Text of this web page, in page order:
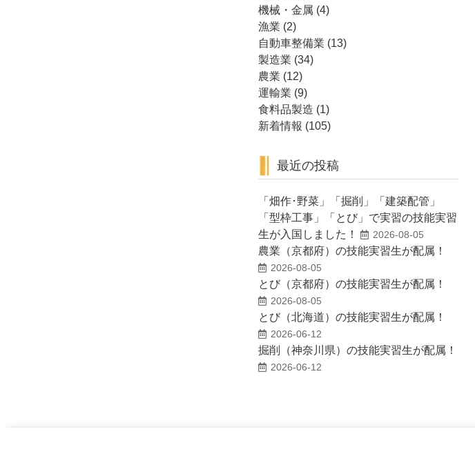
機械・金属 (4)
漁業 (2)
自動車整備業 (13)
製造業 (34)
農業 (12)
運輸業 (9)
食料品製造 (1)
新着情報 (105)
最近の投稿
「畑作･野菜」「掘削」「建築配管」
「型枠工事」「とび」で実習の技能実習
生が入国しました！
2026-08-05
農業（京都府）の技能実習生が配属！
2026-08-05
とび（京都府）の技能実習生が配属！
2026-08-05
とび（北海道）の技能実習生が配属！
2026-06-12
掘削（神奈川県）の技能実習生が配属！
2026-06-12